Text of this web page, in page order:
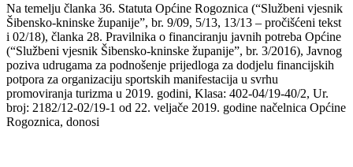
Na temelju članka 36. Statuta Općine Rogoznica (“Službeni vjesnik
Šibensko-kninske županije”, br. 9/09, 5/13, 13/13 – pročišćeni tekst
i 02/18), članka 28. Pravilnika o financiranju javnih potreba Općine
(“Službeni vjesnik Šibensko-kninske županije”, br. 3/2016), Javnog
poziva udrugama za podnošenje prijedloga za dodjelu financijskih
potpora za organizaciju sportskih manifestacija u svrhu
promoviranja turizma u 2019. godini, Klasa: 402-04/19-40/2, Ur.
broj: 2182/12-02/19-1 od 22. veljače 2019. godine načelnica Općine
Rogoznica, donosi